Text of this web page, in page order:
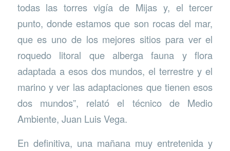
todas las torres vigía de Mijas y, el tercer
punto, donde estamos que son rocas del mar,
que es uno de los mejores sitios para ver el
roquedo litoral que alberga fauna y flora
adaptada a esos dos mundos, el terrestre y el
marino y ver las adaptaciones que tienen esos
dos mundos”, relató el técnico de Medio
Ambiente, Juan Luis Vega.
En definitiva, una mañana muy entretenida y